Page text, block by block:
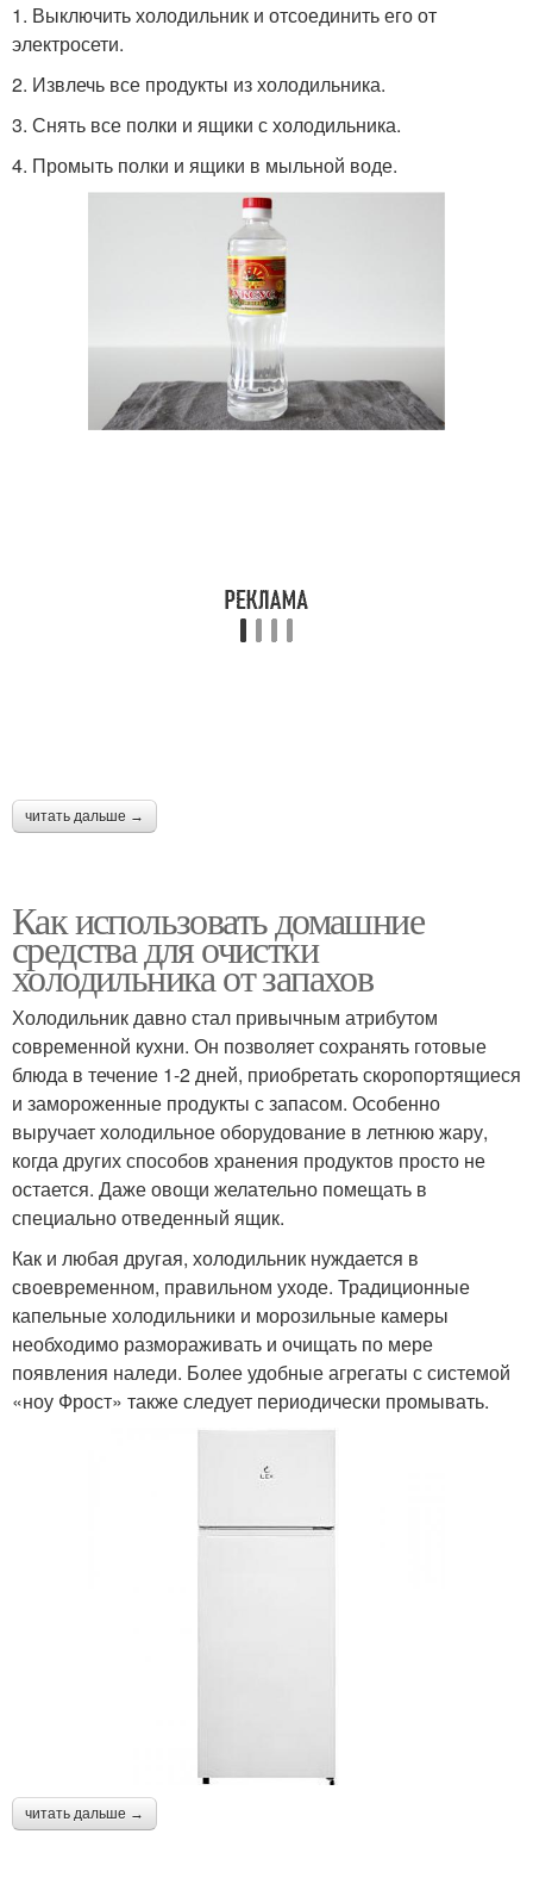
1. Выключить холодильник и отсоединить его от
электросети.
2. Извлечь все продукты из холодильника.
3. Снять все полки и ящики с холодильника.
4. Промыть полки и ящики в мыльной воде.
читать дальше →
Как использовать домашние
средства для очистки
холодильника от запахов
Холодильник давно стал привычным атрибутом
современной кухни. Он позволяет сохранять готовые
блюда в течение 1-2 дней, приобретать скоропортящиеся
и замороженные продукты с запасом. Особенно
выручает холодильное оборудование в летнюю жару,
когда других способов хранения продуктов просто не
остается. Даже овощи желательно помещать в
специально отведенный ящик.
Как и любая другая, холодильник нуждается в
своевременном, правильном уходе. Традиционные
капельные холодильники и морозильные камеры
необходимо размораживать и очищать по мере
появления наледи. Более удобные агрегаты с системой
«ноу Фрост» также следует периодически промывать.
читать дальше →